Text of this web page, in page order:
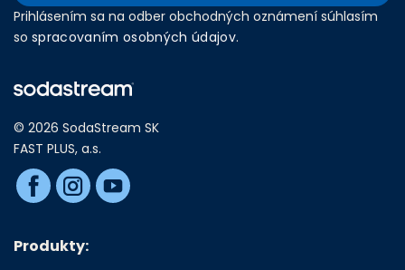
Prihlásením sa na odber obchodných oznámení súhlasím
so spracovaním osobných údajov.
© 2026 SodaStream SK
FAST PLUS, a.s.
Produkty: